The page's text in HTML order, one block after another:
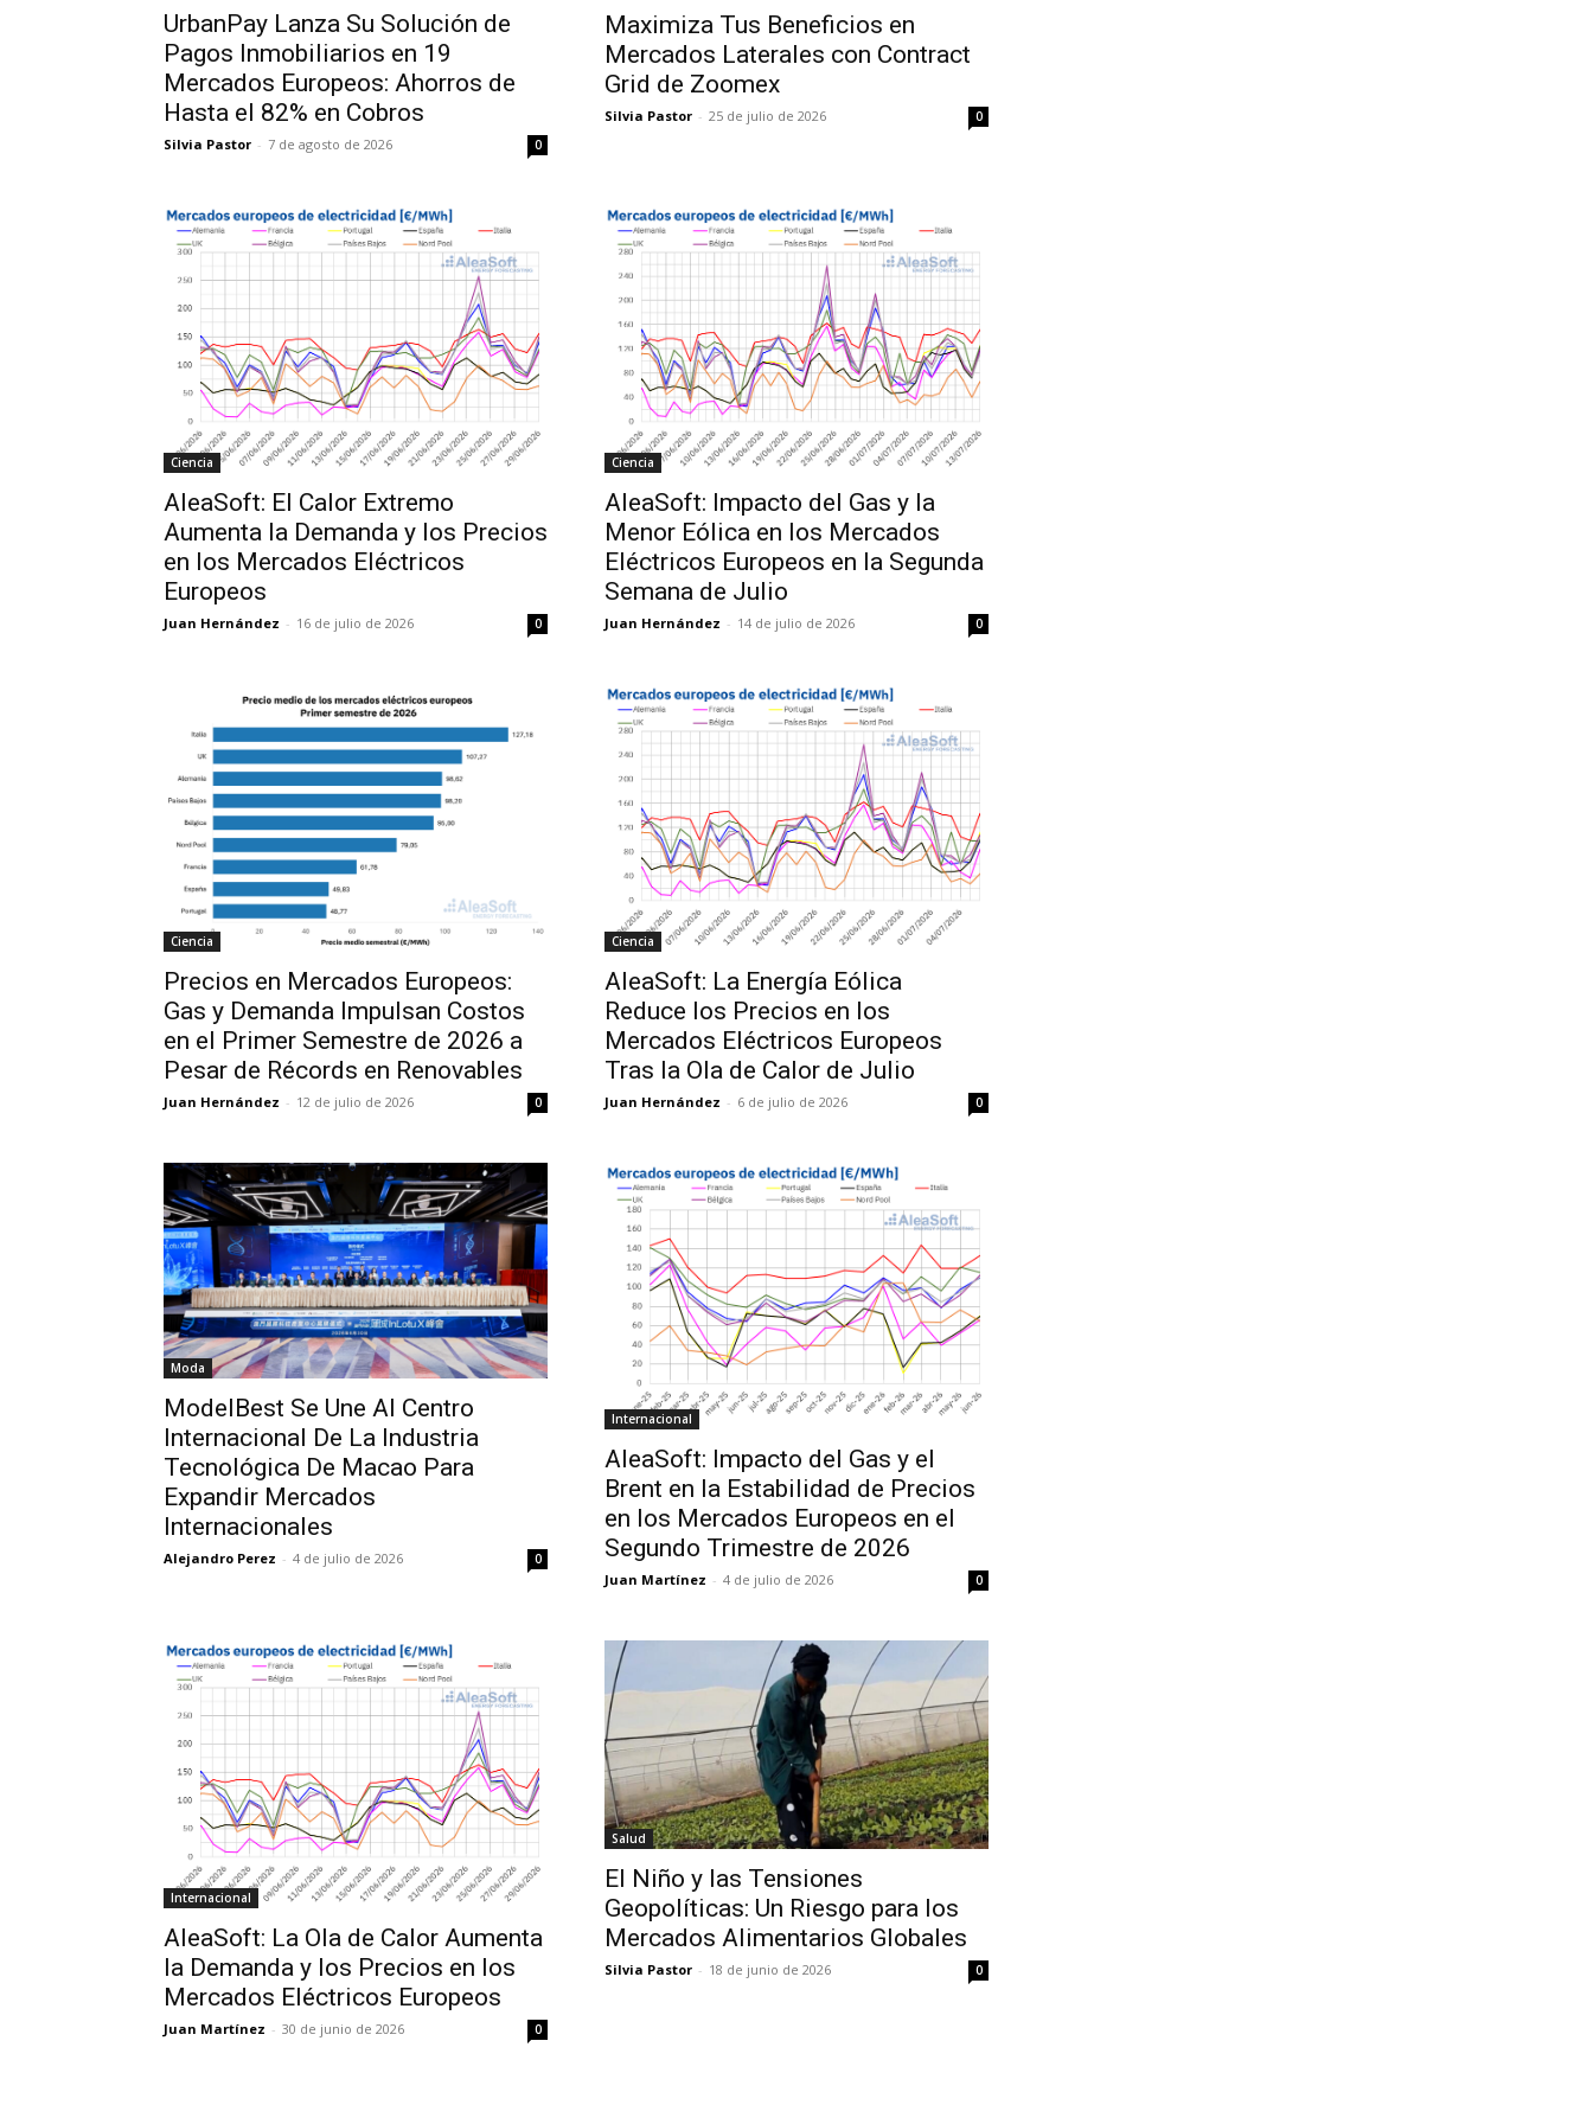
UrbanPay Lanza Su Solución de
Pagos Inmobiliarios en 19
Mercados Europeos: Ahorros de
Hasta el 82% en Cobros
Silvia Pastor - 7 de agosto de 2026 0
Maximiza Tus Beneficios en
Mercados Laterales con Contract
Grid de Zoomex
Silvia Pastor - 25 de julio de 2026 0
Ciencia
AleaSoft: El Calor Extremo
Aumenta la Demanda y los Precios
en los Mercados Eléctricos
Europeos
Juan Hernández - 16 de julio de 2026 0
Ciencia
AleaSoft: Impacto del Gas y la
Menor Eólica en los Mercados
Eléctricos Europeos en la Segunda
Semana de Julio
Juan Hernández - 14 de julio de 2026 0
Ciencia
Precios en Mercados Europeos:
Gas y Demanda Impulsan Costos
en el Primer Semestre de 2026 a
Pesar de Récords en Renovables
Juan Hernández - 12 de julio de 2026 0
Ciencia
AleaSoft: La Energía Eólica
Reduce los Precios en los
Mercados Eléctricos Europeos
Tras la Ola de Calor de Julio
Juan Hernández - 6 de julio de 2026 0
Moda
ModelBest Se Une Al Centro
Internacional De La Industria
Tecnológica De Macao Para
Expandir Mercados
Internacionales
Alejandro Perez - 4 de julio de 2026 0
Internacional
AleaSoft: Impacto del Gas y el
Brent en la Estabilidad de Precios
en los Mercados Europeos en el
Segundo Trimestre de 2026
Juan Martínez - 4 de julio de 2026 0
Internacional
AleaSoft: La Ola de Calor Aumenta
la Demanda y los Precios en los
Mercados Eléctricos Europeos
Juan Martínez - 30 de junio de 2026 0
Salud
El Niño y las Tensiones
Geopolíticas: Un Riesgo para los
Mercados Alimentarios Globales
Silvia Pastor - 18 de junio de 2026 0